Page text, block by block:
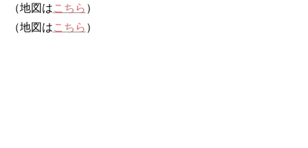
（地図はこちら ）
（地図はこちら ）